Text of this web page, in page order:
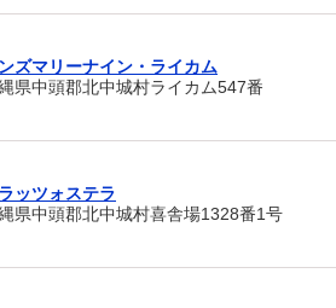
ズマリーナイン・ライカム
県中頭郡北中城村ライカム547番
ッツォステラ
県中頭郡北中城村喜舎場1328番1号